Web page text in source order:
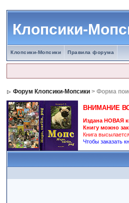
Клопсики-
Клопсики-Мопсики Правила форума
Форум Клопсики-Мопсики > Форма
ВНИМАНИЕ
Издана НОВАЯ
Книгу можно
Книга
Чтобы заказать